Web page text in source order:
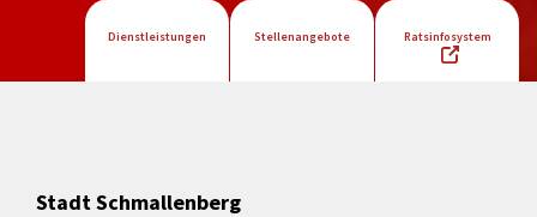
Dienstleistungen Stellenangebote Ratsinfosystem
Stadt Schmallenberg